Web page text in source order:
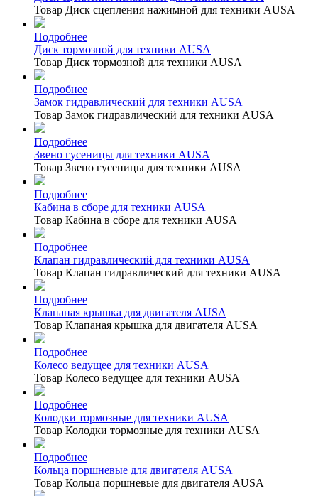
Товар Диск сцепления нажимной для техники AUSA
Подробнее
Диск тормозной для техники AUSA
Товар Диск тормозной для техники AUSA
Подробнее
Замок гидравлический для техники AUSA
Товар Замок гидравлический для техники AUSA
Подробнее
Звено гусеницы для техники AUSA
Товар Звено гусеницы для техники AUSA
Подробнее
Кабина в сборе для техники AUSA
Товар Кабина в сборе для техники AUSA
Подробнее
Клапан гидравлический для техники AUSA
Товар Клапан гидравлический для техники AUSA
Подробнее
Клапаная крышка для двигателя AUSA
Товар Клапаная крышка для двигателя AUSA
Подробнее
Колесо ведущее для техники AUSA
Товар Колесо ведущее для техники AUSA
Подробнее
Колодки тормозные для техники AUSA
Товар Колодки тормозные для техники AUSA
Подробнее
Кольца поршневые для двигателя AUSA
Товар Кольца поршневые для двигателя AUSA